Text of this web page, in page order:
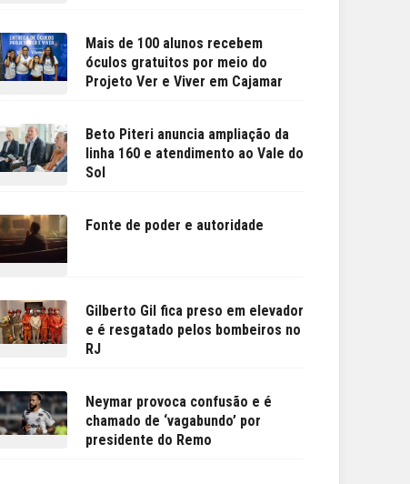
Mais de 100 alunos recebem
óculos gratuitos por meio do
Projeto Ver e Viver em Cajamar
Beto Piteri anuncia ampliação da
linha 160 e atendimento ao Vale do
Sol
Fonte de poder e autoridade
Gilberto Gil fica preso em elevador
e é resgatado pelos bombeiros no
RJ
Neymar provoca confusão e é
chamado de ‘vagabundo’ por
presidente do Remo